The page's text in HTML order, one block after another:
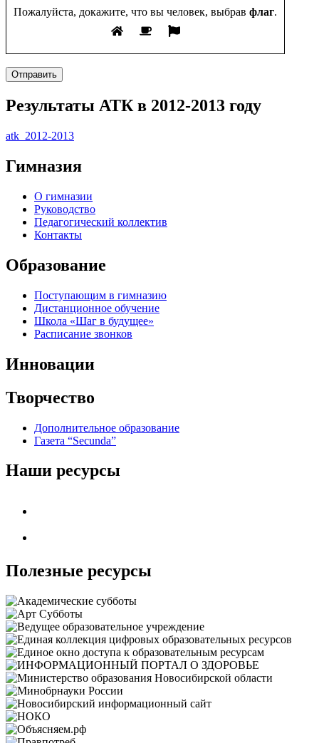
Пожалуйста, докажите, что вы человек, выбрав флаг.
Отправить
Ре­зуль­та­ты АТК в 2012-2013 го­ду
atk_2012-2013
Гимназия
О гимназии
Руководство
Педагогический коллектив
Контакты
Образование
Поступающим в гимназию
Дистанционное обучение
Школа «Шаг в будущее»
Расписание звонков
Инновации
Творчество
Дополнительное образование
Газета “Secunda”
Наши ресурсы
Полезные ресурсы